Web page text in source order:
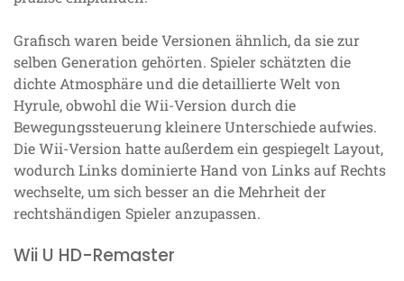
Grafisch waren beide Versionen ähnlich, da sie zur
selben Generation gehörten. Spieler schätzten die
dichte Atmosphäre und die detaillierte Welt von
Hyrule, obwohl die Wii-Version durch die
Bewegungssteuerung kleinere Unterschiede aufwies.
Die Wii-Version hatte außerdem ein gespiegelt Layout,
wodurch Links dominierte Hand von Links auf Rechts
wechselte, um sich besser an die Mehrheit der
rechtshändigen Spieler anzupassen.
Wii U HD-Remaster